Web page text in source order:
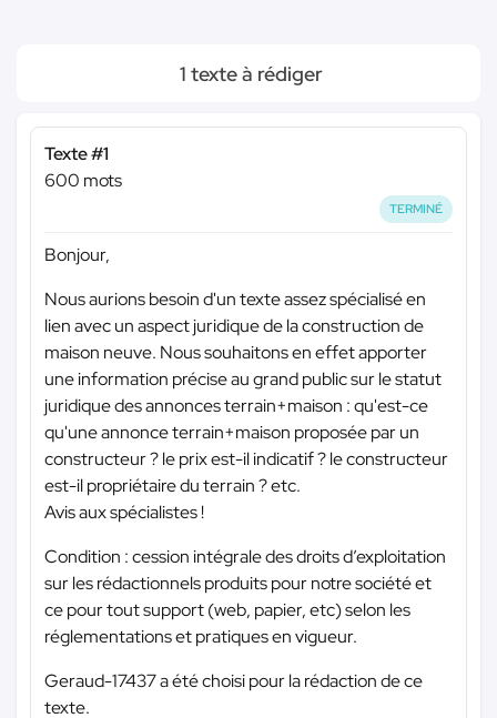
1 texte à rédiger
Texte #1
600 mots
TERMINÉ
Bonjour,
Nous aurions besoin d'un texte assez spécialisé en
lien avec un aspect juridique de la construction de
maison neuve. Nous souhaitons en effet apporter
une information précise au grand public sur le statut
juridique des annonces terrain+maison : qu'est-ce
qu'une annonce terrain+maison proposée par un
constructeur ? le prix est-il indicatif ? le constructeur
est-il propriétaire du terrain ? etc.
Avis aux spécialistes !
Condition : cession intégrale des droits d’exploitation
sur les rédactionnels produits pour notre société et
ce pour tout support (web, papier, etc) selon les
réglementations et pratiques en vigueur.
Geraud-17437 a été choisi pour la rédaction de ce
texte.